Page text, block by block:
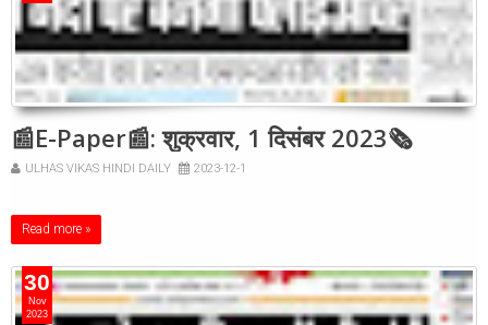
📰E-Paper📰: शुक्रवार, 1 दिसंबर 2023🗞
ULHAS VIKAS HINDI DAILY 2023-12-1
Read more »
30
Nov
2023